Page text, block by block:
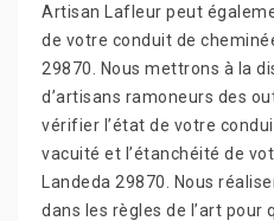
Artisan Lafleur peut
de votre conduit de
29870. Nous mettrons à la
d’artisans ramoneurs des
vérifier l’état de votre
vacuité et l’étanchéité de
Landeda 29870. Nous
dans les règles de l’art pour